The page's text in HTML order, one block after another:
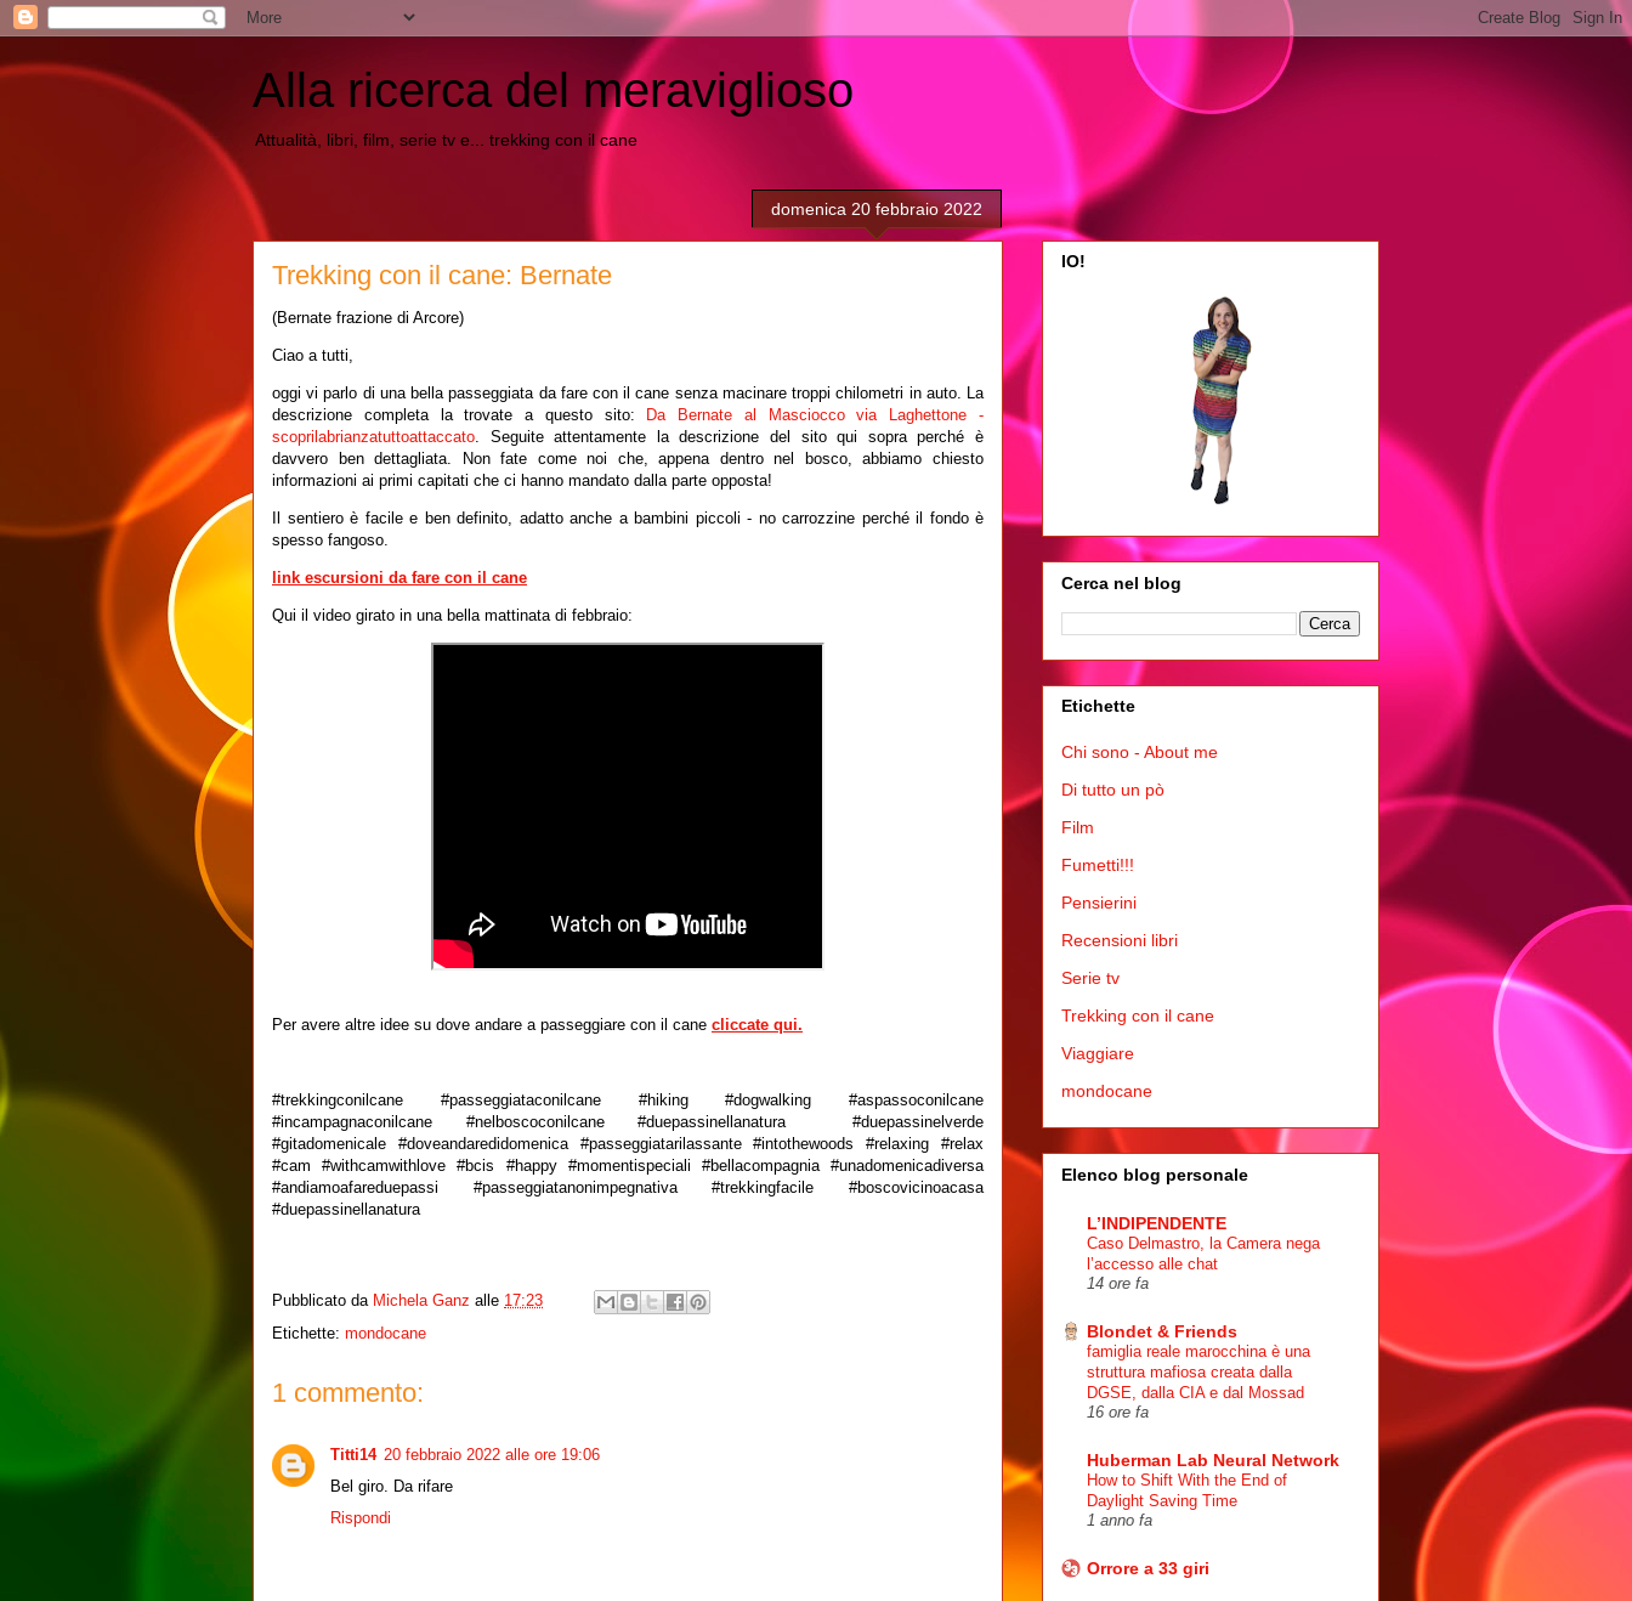
Alla ricerca del meraviglioso
Attualità, libri, film, serie tv e... trekking con il cane
domenica 20 febbraio 2022
Trekking con il cane: Bernate
(Bernate frazione di Arcore)
Ciao a tutti,
oggi vi parlo di una bella passeggiata da fare con il cane senza macinare troppi chilometri in auto. La
descrizione completa la trovate a questo sito:
Da Bernate al Masciocco via Laghettone -
scoprilabrianzatuttoattaccato. Seguite attentamente la descrizione del sito qui sopra perché è
davvero ben dettagliata. Non fate come noi che, appena dentro nel bosco, abbiamo chiesto
informazioni ai primi capitati che ci hanno mandato dalla parte opposta!
Il sentiero è facile e ben definito, adatto anche a bambini piccoli - no carrozzine perché il fondo è
spesso fangoso.
link escursioni da fare con il cane
Qui il video girato in una bella mattinata di febbraio:
Per avere altre idee su dove andare a passeggiare con il cane cliccate qui.
#trekkingconilcane #passeggiataconilcane #hiking #dogwalking #aspassoconilcane
#incampagnaconilcane #nelboscoconilcane #duepassinellanatura #duepassinelverde
#gitadomenicale #doveandaredidomenica #passeggiatarilassante #intothewoods #relaxing #relax
#cam #withcamwithlove #bcis #happy #momentispeciali #bellacompagnia #unadomenicadiversa
#andiamoafareduepassi #passeggiatanonimpegnativa #trekkingfacile #boscovicinoacasa
#duepassinellanatura
Pubblicato da Michela Ganz alle 17:23
Etichette: mondocane
1 commento:
Titti14 20 febbraio 2022 alle ore 19:06
Bel giro. Da rifare
Rispondi
IO!
Cerca nel blog
Etichette
Chi sono - About me
Di tutto un pò
Film
Fumetti!!!
Pensierini
Recensioni libri
Serie tv
Trekking con il cane
Viaggiare
mondocane
Elenco blog personale
L’INDIPENDENTE
Caso Delmastro, la Camera nega
l’accesso alle chat
14 ore fa
Blondet & Friends
famiglia reale marocchina è una
struttura mafiosa creata dalla
DGSE, dalla CIA e dal Mossad
16 ore fa
Huberman Lab Neural Network
How to Shift With the End of
Daylight Saving Time
1 anno fa
Orrore a 33 giri